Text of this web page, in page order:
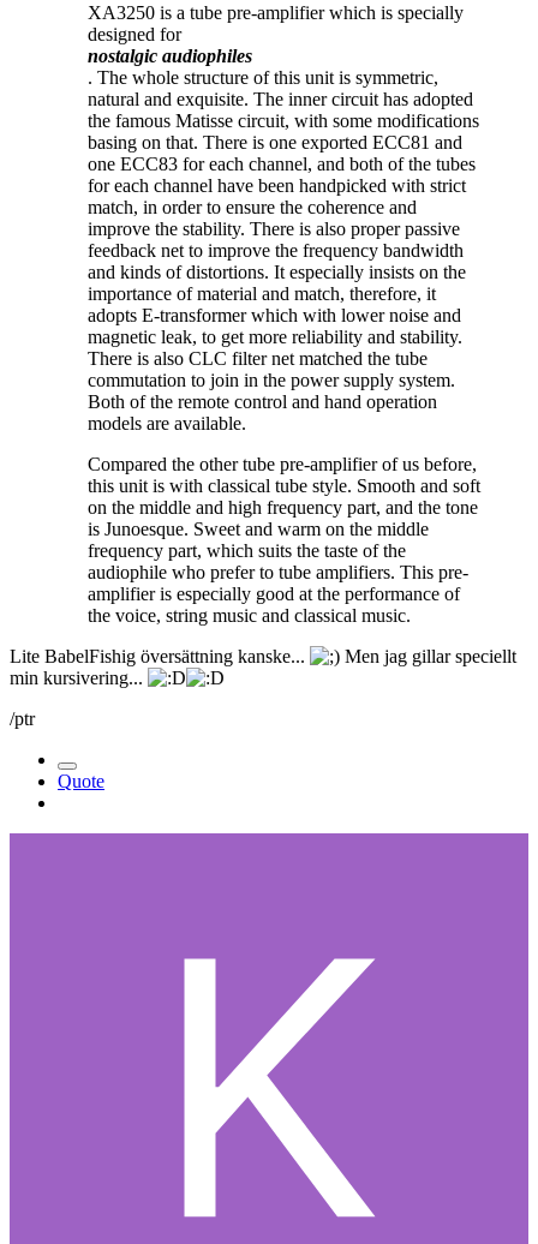
XA3250 is a tube pre-amplifier which is specially
designed for
nostalgic audiophiles
. The whole structure of this unit is symmetric,
natural and exquisite. The inner circuit has adopted
the famous Matisse circuit, with some modifications
basing on that. There is one exported ECC81 and
one ECC83 for each channel, and both of the tubes
for each channel have been handpicked with strict
match, in order to ensure the coherence and
improve the stability. There is also proper passive
feedback net to improve the frequency bandwidth
and kinds of distortions. It especially insists on the
importance of material and match, therefore, it
adopts E-transformer which with lower noise and
magnetic leak, to get more reliability and stability.
There is also CLC filter net matched the tube
commutation to join in the power supply system.
Both of the remote control and hand operation
models are available.
Compared the other tube pre-amplifier of us before,
this unit is with classical tube style. Smooth and soft
on the middle and high frequency part, and the tone
is Junoesque. Sweet and warm on the middle
frequency part, which suits the taste of the
audiophile who prefer to tube amplifiers. This pre-
amplifier is especially good at the performance of
the voice, string music and classical music.
Lite BabelFishig översättning kanske...
Men jag gillar speciellt
min kursivering...
/ptr
Quote